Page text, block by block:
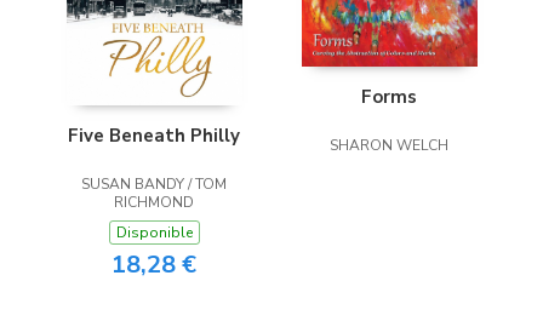
Five Beneath Philly
SUSAN BANDY / TOM
RICHMOND
Disponible
18,28 €
Forms
SHARON WELCH